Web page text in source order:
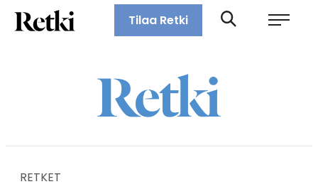
Siirry
suoraan
Retki-lehti
Tilaa Retki
RETKET